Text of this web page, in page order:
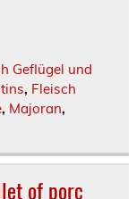
Geflügel und
, Fleisch
, Majoran,
of porc